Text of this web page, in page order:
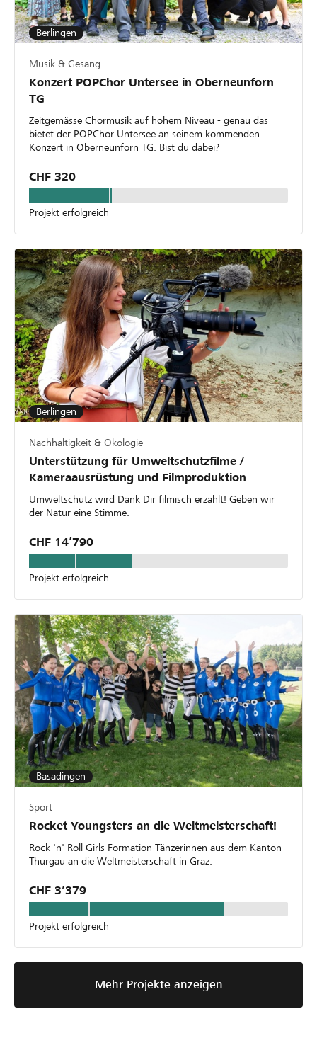
Berlingen
Musik & Gesang
Konzert POPChor Untersee in Oberneunforn
TG
Zeitgemässe Chormusik auf hohem Niveau - genau das
bietet der POPChor Untersee an seinem kommenden
Konzert in Oberneunforn TG. Bist du dabei?
CHF 320
Projekt erfolgreich
Berlingen
Nachhaltigkeit & Ökologie
Unterstützung für Umweltschutzfilme /
Kameraausrüstung und Filmproduktion
Umweltschutz wird Dank Dir filmisch erzählt! Geben wir
der Natur eine Stimme.
CHF 14’790
Projekt erfolgreich
Basadingen
Sport
Rocket Youngsters an die Weltmeisterschaft!
Rock 'n' Roll Girls Formation Tänzerinnen aus dem Kanton
Thurgau an die Weltmeisterschaft in Graz.
CHF 3’379
Projekt erfolgreich
Mehr Projekte anzeigen